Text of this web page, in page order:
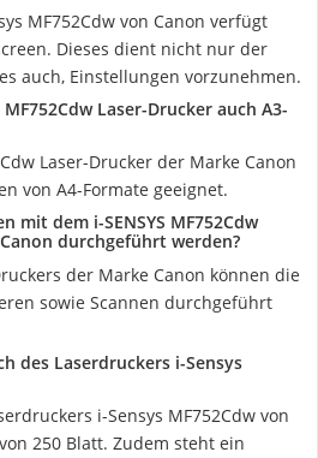
MF752Cdw von Canon verfügt
Dieses dient nicht nur der
auch, Einstellungen vorzunehmen.
Laser-Drucker auch A3-
Laser-Drucker der Marke Canon
von A4-Formate geeignet.
mit dem i-SENSYS MF752Cdw
durchgeführt werden?
der Marke Canon können die
sowie Scannen durchgeführt
des Laserdruckers i-Sensys
i-Sensys MF752Cdw von
250 Blatt. Zudem steht ein